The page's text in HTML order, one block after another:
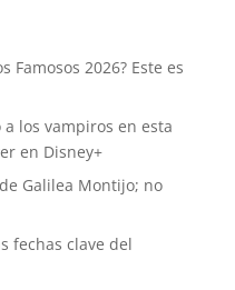
Famosos 2026? Este es
los vampiros en esta
en Disney+
Galilea Montijo; no
fechas clave del